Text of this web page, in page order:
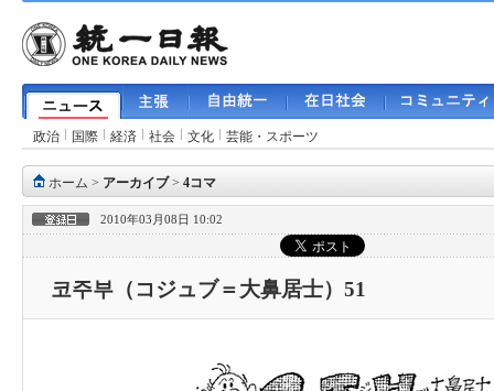
政治 国際 経済 社会 文化 芸能・スポーツ
ホーム > アーカイブ> 4コマ
2010年03月08日 10:02
코주부（コジュブ＝大鼻居士）51